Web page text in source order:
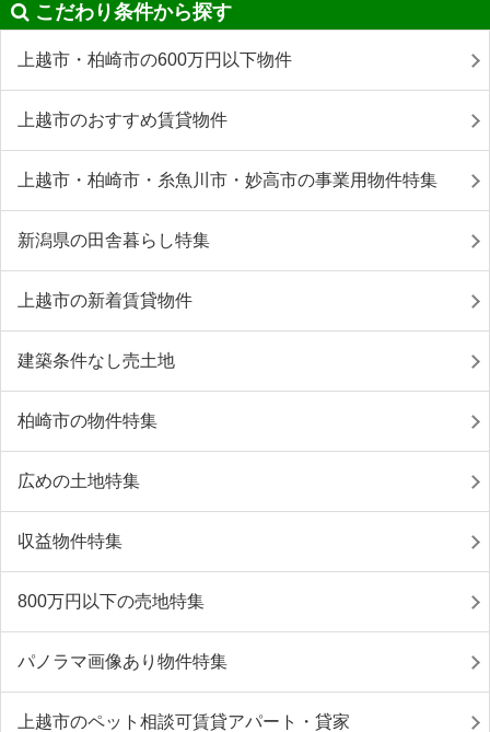
こだわり条件から探す
上越市・柏崎市の600万円以下物件
上越市のおすすめ賃貸物件
上越市・柏崎市・糸魚川市・妙高市の事業用物件特集
新潟県の田舎暮らし特集
上越市の新着賃貸物件
建築条件なし売土地
柏崎市の物件特集
広めの土地特集
収益物件特集
800万円以下の売地特集
パノラマ画像あり物件特集
上越市のペット相談可賃貸アパート・貸家